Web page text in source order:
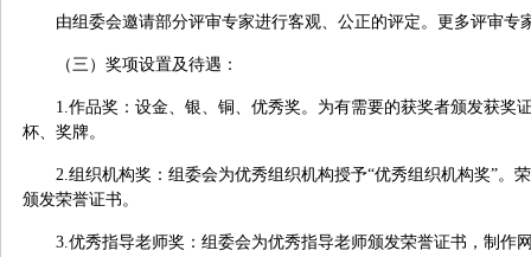
由组委会邀请部分评审专家进行客观、公正的评定。更多评审专
（三）奖项设置及待遇：
1.作品奖：设金、银、铜、优秀奖。为有需要的获奖者颁发获奖
杯、奖牌。
2.组织机构奖：组委会为优秀组织机构授予“优秀组织机构奖”。
颁发荣誉证书。
3.优秀指导老师奖：组委会为优秀指导老师颁发荣誉证书，制作